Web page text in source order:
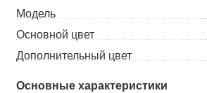
Модель
Основной цвет
Дополнительный цвет
Основные характеристики